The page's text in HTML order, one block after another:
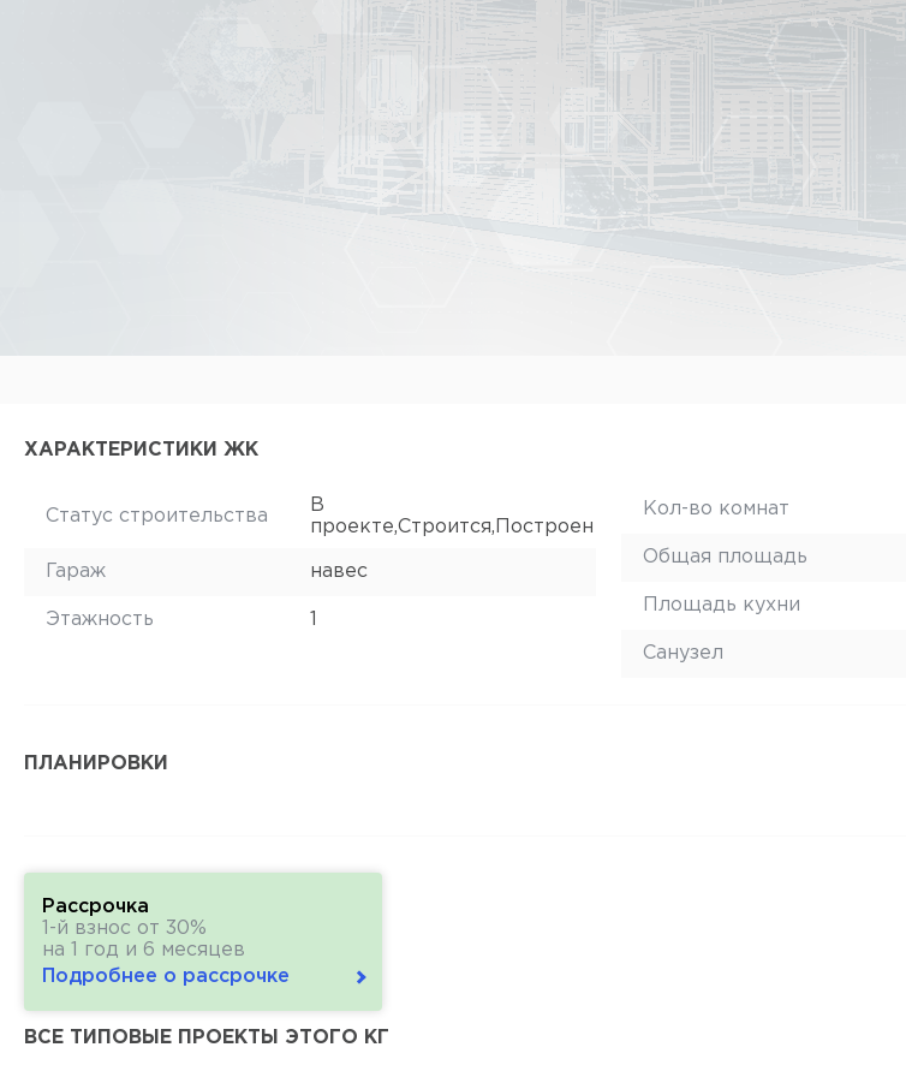
ХАРАКТЕРИСТИКИ ЖК
Статус строительства
В
проекте,Строится,Построен
Гараж навес
Этажность
Кол-во комнат
Общая площадь
Площадь кухни
Санузел
ПЛАНИРОВКИ
Рассрочка
1-й взнос от 30%
на 1 год и 6 месяцев
Подробнее о рассрочке
ВСЕ ТИПОВЫЕ ПРОЕКТЫ ЭТОГО КГ